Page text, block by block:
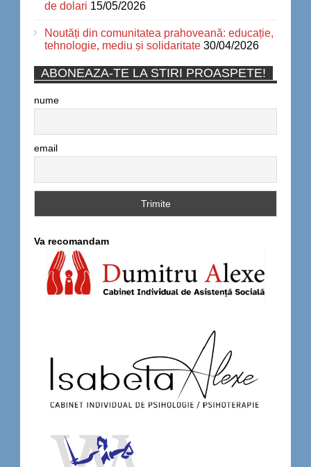
de dolari 15/05/2026
Noutăți din comunitatea prahoveană: educație,
tehnologie, mediu și solidaritate 30/04/2026
ABONEAZA-TE LA STIRI PROASPETE!
nume
email
Va recomandam